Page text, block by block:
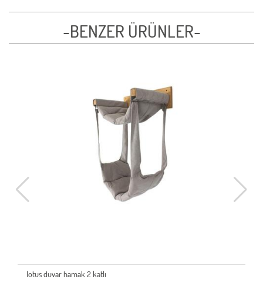
-BENZER ÜRÜNLER-
lotus duvar hamak 2 katlı